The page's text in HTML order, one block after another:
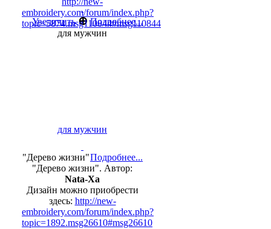
embroidery.com/forum/index.php?
topic=5874.msg110844#msg110844
Увеличить ⊕ Подробнее...
для мужчин
для мужчин
Подробнее...
"Дерево жизни"
"Дерево жизни". Автор:
Nata-Xa
Дизайн можно приобрести
здесь: http://new-
embroidery.com/forum/index.php?
topic=1892.msg26610#msg26610